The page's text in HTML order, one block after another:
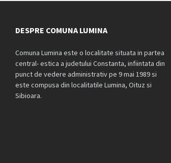
DESPRE COMUNA LUMINA
Comuna Lumina este o localitate situata in partea
central- estica a judetului Constanta, infiintata din
punct de vedere administrativ pe 9 mai 1989 si
este compusa din localitatile Lumina, Oituz si
Sibioara.